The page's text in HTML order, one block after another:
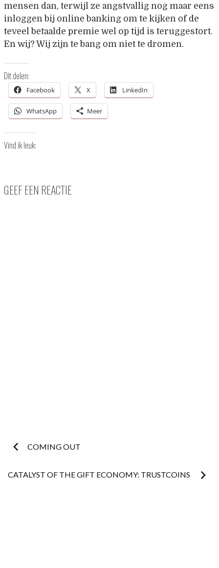
mensen dan, terwijl ze angstvallig nog maar eens
inloggen bij online banking om te kijken of de
teveel betaalde premie wel op tijd is teruggestort.
En wij? Wij zijn te bang om niet te dromen.
Dit delen:
Facebook X LinkedIn
WhatsApp Meer
Vind ik leuk:
GEEF EEN REACTIE
Post
navigation
COMING OUT
CATALYST OF THE GIFT ECONOMY: TRUSTCOINS